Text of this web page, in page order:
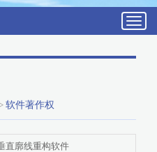
软件著作权
直廓线重构软件